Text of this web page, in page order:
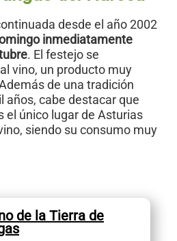
desde el año 2002
inmediatamente
. El festejo se
vino, un producto muy
de una tradición
años, cabe destacar que
el único lugar de Asturias
siendo su consumo muy
de la Tierra de